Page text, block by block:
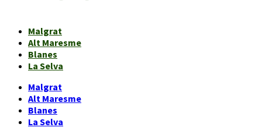
Malgrat
Alt Maresme
Blanes
La Selva
Malgrat
Alt Maresme
Blanes
La Selva